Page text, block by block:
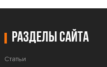
Разделы сайта
Статьи